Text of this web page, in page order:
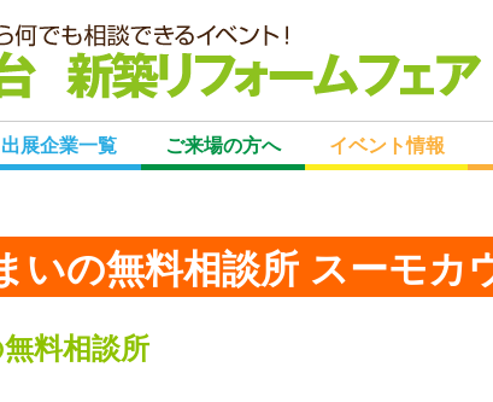
出展企業一覧 ご来場の方へ イベント情報
いの無料相談所 スーモカ
料相談所